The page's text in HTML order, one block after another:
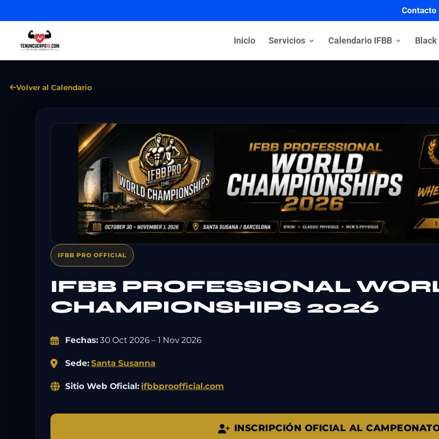
Contacto
Inicio Servicios Calendario IFBB Black
Volver al Calendario
IFBB PRO OFFICIAL
IFBB PROFESSIONAL
CHAMPIONSHIPS 2026
Fechas: 30 Oct 2026 – 1 Nov 2026
Sede: Santa Susanna
Sitio Web Oficial: ifbbproofficial.com
INSCRIPCIÓN OFICIAL AL